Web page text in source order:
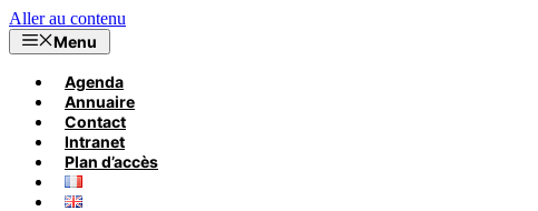
Aller au contenu
Menu
Agenda
Annuaire
Contact
Intranet
Plan d’accès